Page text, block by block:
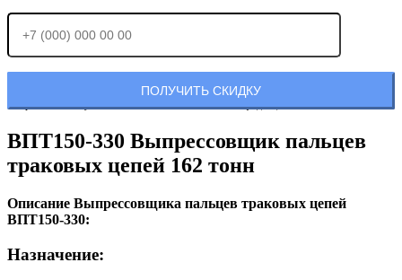
Отправляя заявку, Вы соглашаетесь сполитикой конфиденциальности.
ВПТ150-330 Выпрессовщик пальцев
траковых цепей 162 тонн
Описание Выпрессовщика пальцев траковых цепей
ВПТ150-330:
Назначение: